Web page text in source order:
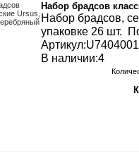
Набор брадсов
Набор брадсов,
упаковке 26 шт.
В наличии:4